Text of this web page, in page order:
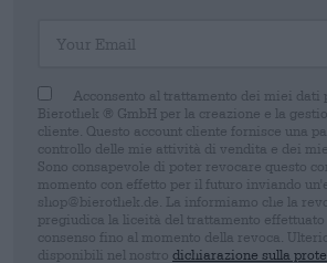
Acconsento al trattamento dei miei dati
Bierothek ® GmbH per la creazione e la
cliente. Questo account cliente fornisce una
controllo delle mie attività di vendita e dei
Sono consapevole di poter revocare questo
momento con effetto per il futuro inviando
shop@bierothek.de. La informiamo che la
pregiudica la liceità del trattamento effettuato
consenso fino al momento della revoca.
disponibili nel nostro dichiarazione sulla